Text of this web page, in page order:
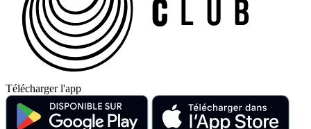
Télécharger l'app